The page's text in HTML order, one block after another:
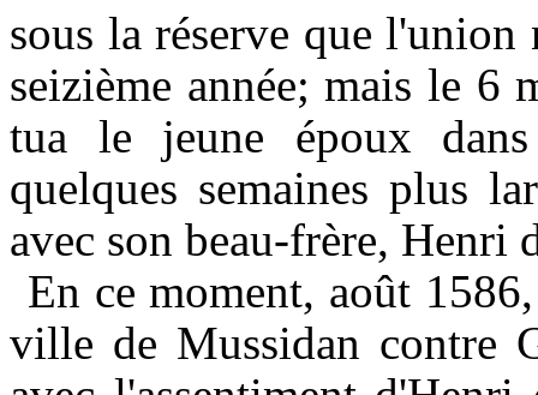
sous la réserve que l'union
seizième année; mais le 6
tua le jeune époux
quelques semaines plus
avec son beau-frère, Henri
En ce moment, août
ville de Mussidan contre